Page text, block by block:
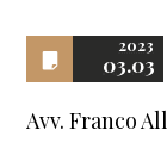
2023
03.03
Avv. Franco